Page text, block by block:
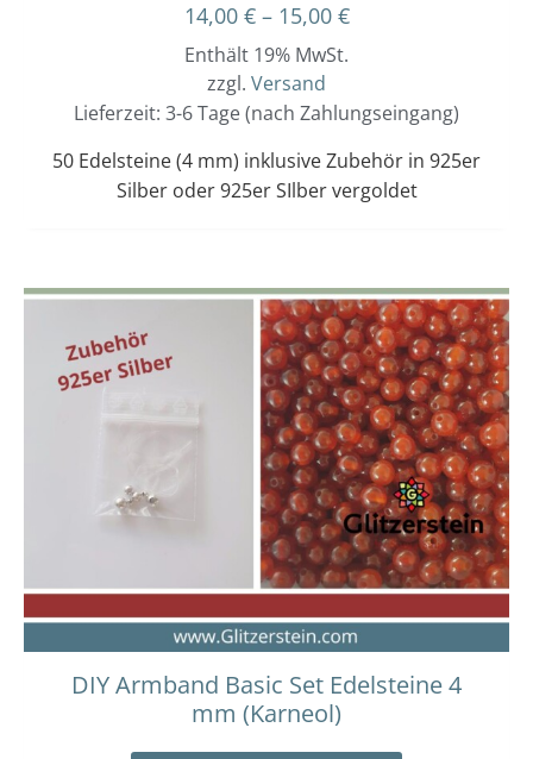
14,00 € – 15,00 €
Enthält 19% MwSt.
zzgl. Versand
Lieferzeit: 3-6 Tage (nach Zahlungseingang)
50 Edelsteine (4 mm) inklusive Zubehör in 925er
Silber oder 925er SIlber vergoldet
DIY Armband Basic Set Edelsteine 4
mm (Karneol)
Dieses
Produkt
weist
mehrere
Varianten
auf.
Die
Optionen
können
auf
der
werden
Preisspanne:
14,00 €
bis
15,00 €